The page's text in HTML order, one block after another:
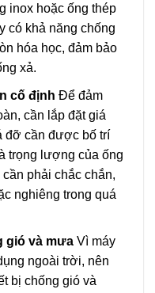
inox hoặc ống thép
có khả năng chống
hóa học, đảm bảo
xả.
cố định Để đảm
cần lắp đặt giá
đỡ cần được bố trí
trọng lượng của ống
phải chắc chắn,
nghiêng trong quá
gió và mưaVì máy
ngoài trời, nên
bị chống gió và